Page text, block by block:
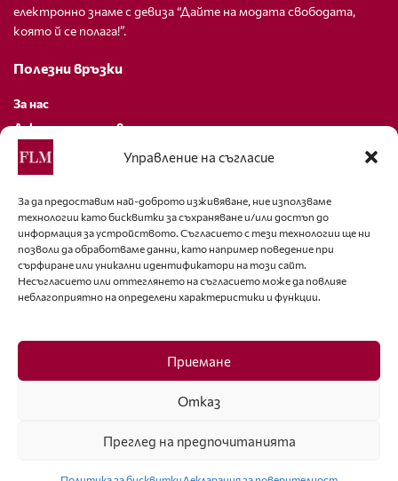
Управление на съгласие
За да предоставим най-доброто изживяване, ние използваме
технологии като бисквитки за съхраняване и/или достъп до
информация за устройството. Съгласието с тези технологии ще ни
позволи да обработваме данни, като например поведение при
сърфиране или уникални идентификатори на този сайт.
Несъгласието или оттеглянето на съгласието може да повлияе
неблагоприятно на определени характеристики и функции.
Приемане
Отказ
Преглед на предпочитанията
електронно знаме с девиза “Дайте на модата свободата,
която й се полага!”.
Полезни връзки
За нас
Декларация за поверителност
Политика за бисквитки
За контакти
editor@fashion-lifestyle.net
+359 88 227 33 47
Последвайте ни
Facebook
ISSN 1314-8915 Copyright © 2007-2025 Ot igla do konetz Ltd. & Fashion.bg